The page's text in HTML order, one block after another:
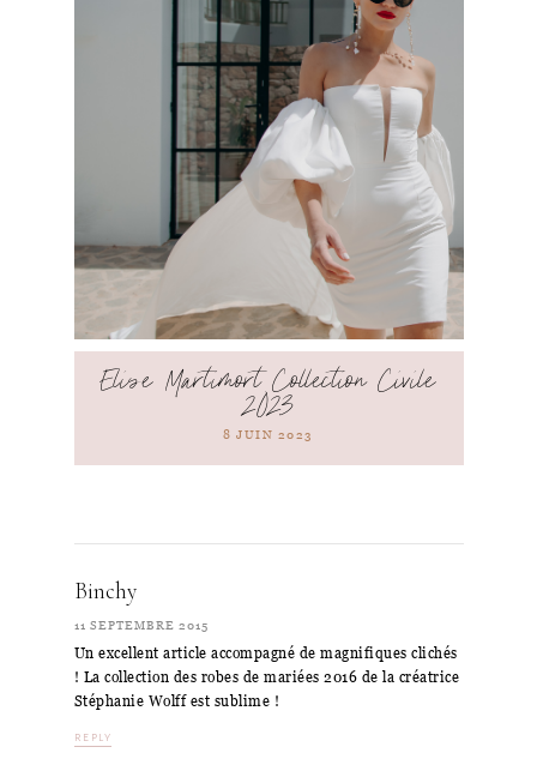
Elise Martimort Collection Civile
2023
8 JUIN 2023
Binchy
11 SEPTEMBRE 2015
Un excellent article accompagné de magnifiques clichés
! La collection des robes de mariées 2016 de la créatrice
Stéphanie Wolff est sublime !
REPLY